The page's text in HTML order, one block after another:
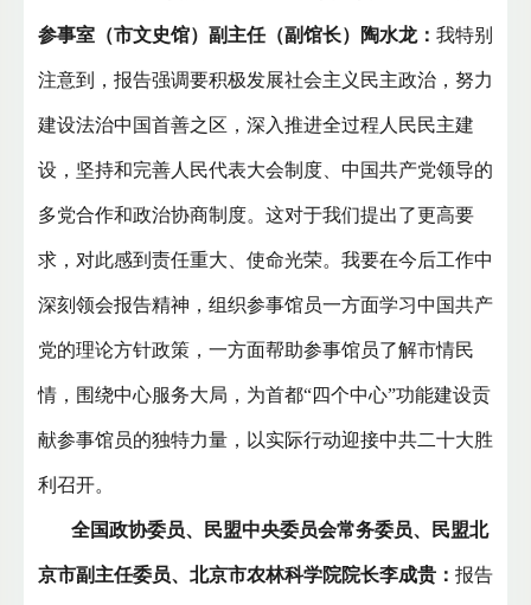
参事室（市文史馆）副主任（副馆长）陶水龙： 我特别
注意到，报告强调要积极发展社会主义民主政治，努力
建设法治中国首善之区，深入推进全过程人民民主建
设，坚持和完善人民代表大会制度、中国共产党领导的
多党合作和政治协商制度。这对于我们提出了更高要
求，对此感到责任重大、使命光荣。我要在今后工作中
深刻领会报告精神，组织参事馆员一方面学习中国共产
党的理论方针政策，一方面帮助参事馆员了解市情民
情，围绕中心服务大局，为首都“四个中心”功能建设贡
献参事馆员的独特力量，以实际行动迎接中共二十大胜
利召开。
全国政协委员、民盟中央委员会常务委员、民盟北
京市副主任委员、北京市农林科学院院长李成贵： 报告